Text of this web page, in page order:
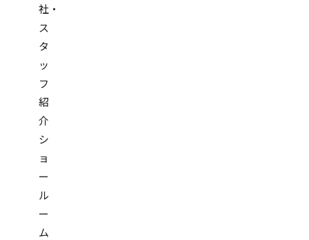
社・
ス
タ
ッ
フ
紹
介
シ
ョ
ー
ル
ー
ム